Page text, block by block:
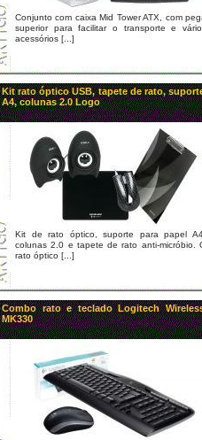
Conjunto com caixa Mid Tower ATX, com
superior para facilitar o transporte e
acessórios [...]
Kit rato óptico USB, tapete de rato,
A4, colunas 2.0 Logo
Kit de rato óptico, suporte para papel
colunas 2.0 e tapete de rato anti-micróbio.
rato óptico [...]
Combo rato e teclado Logitech
MK330